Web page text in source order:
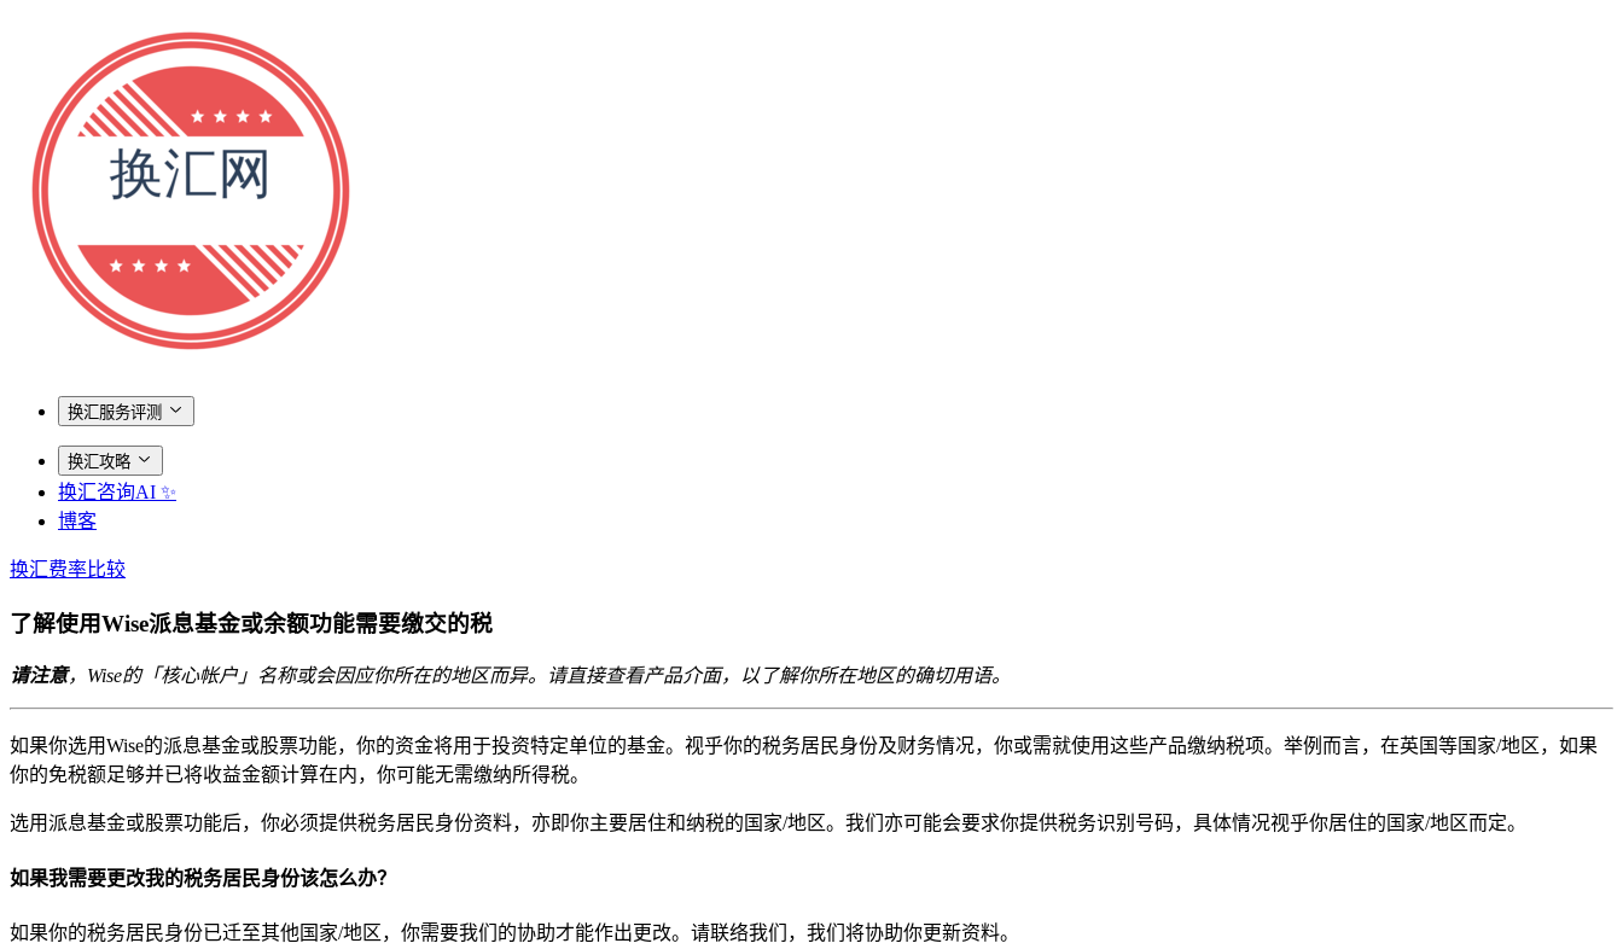
换汇服务评测
换汇攻略
换汇咨询AI ✨
博客
换汇费率比较
了解使用Wise派息基金或余额功能需要缴交的税
请注意，Wise的「核心帐户」名称或会因应你所在的地区而异。请直接查看产品介面，以了解你所在地区的确切用语。
如果你选用Wise的派息基金或股票功能，你的资金将用于投资特定单位的基金。视乎你的税务居民身份及财务情况，你或需就使用这些产品缴纳税项。举例而言，在英国等国家/地区，如果
你的免税额足够并已将收益金额计算在内，你可能无需缴纳所得税。
选用派息基金或股票功能后，你必须提供税务居民身份资料，亦即你主要居住和纳税的国家/地区。我们亦可能会要求你提供税务识别号码，具体情况视乎你居住的国家/地区而定。
如果我需要更改我的税务居民身份该怎么办？
如果你的税务居民身份已迁至其他国家/地区，你需要我们的协助才能作出更改。请联络我们，我们将协助你更新资料。